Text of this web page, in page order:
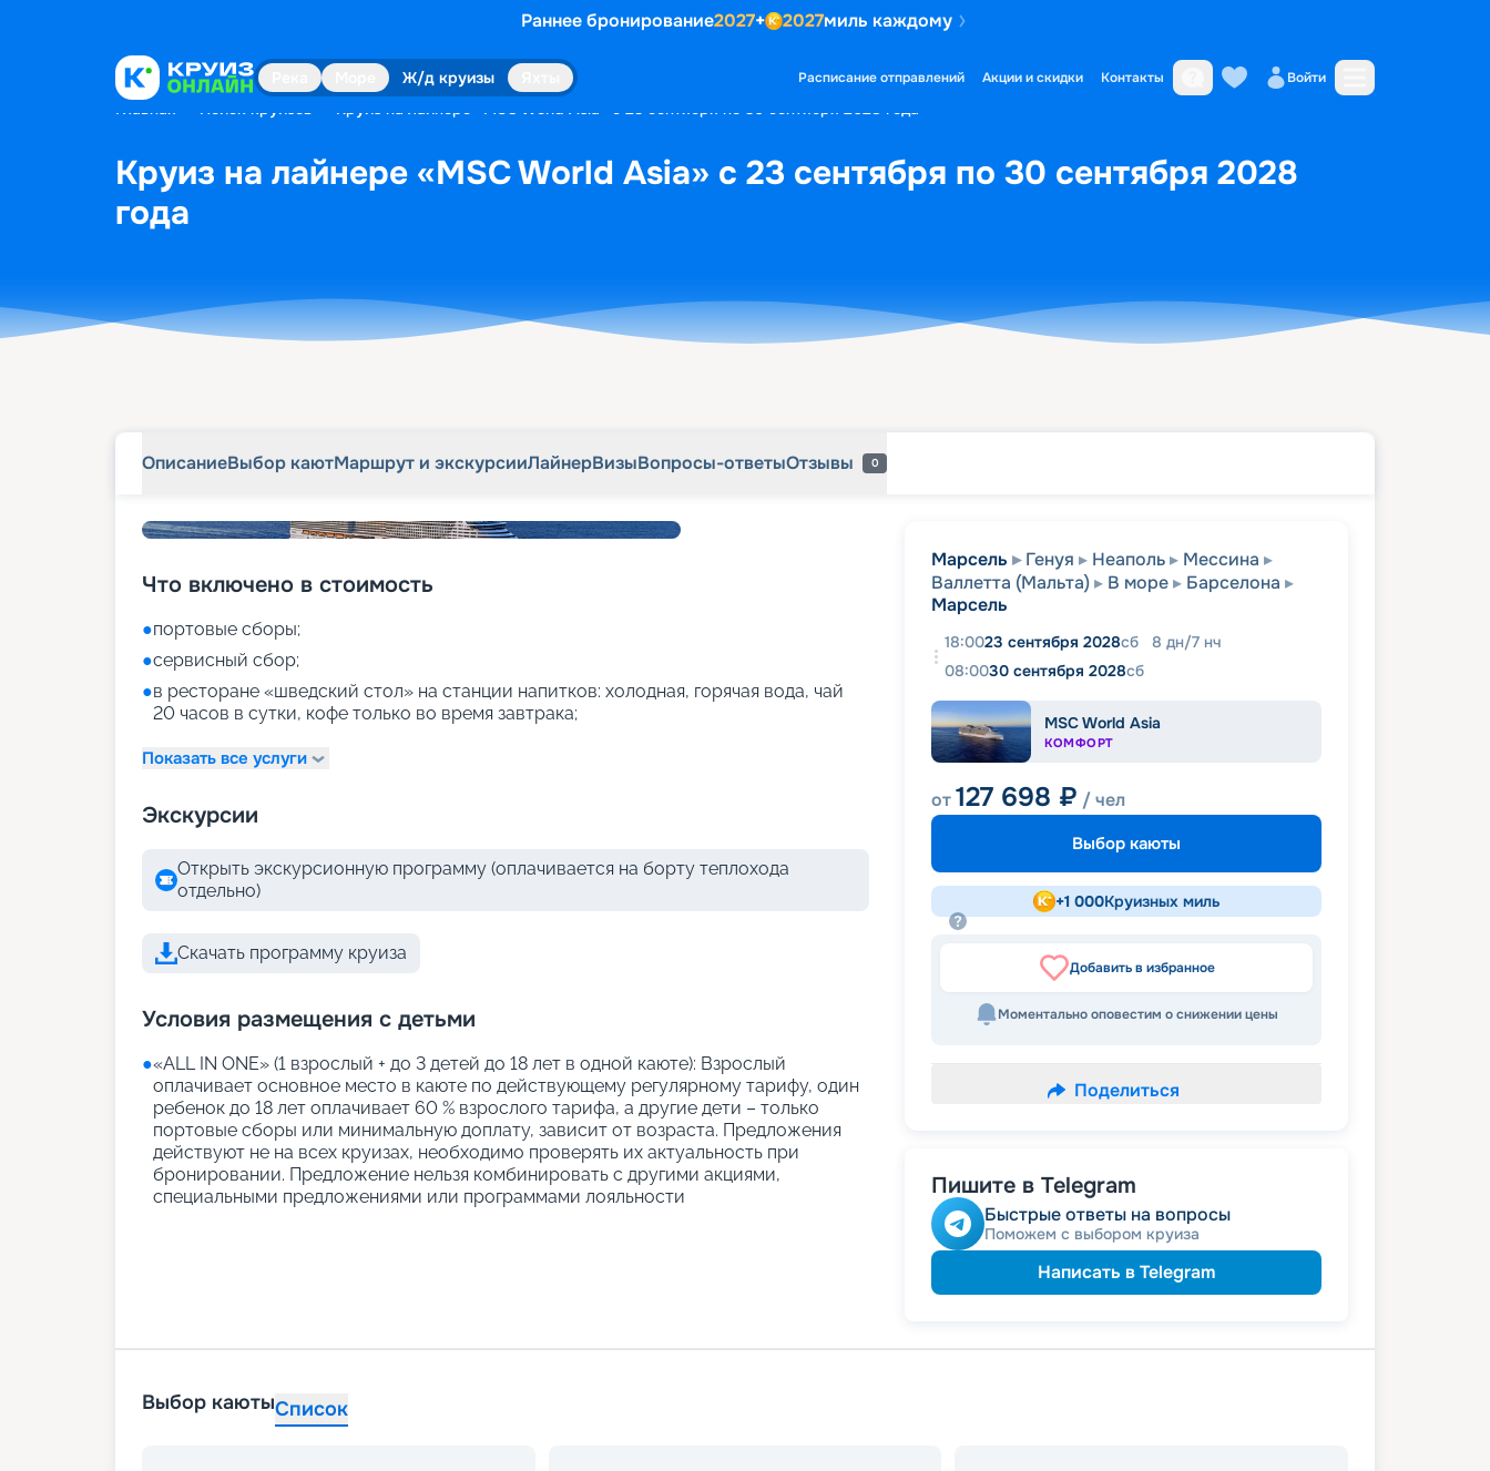
Раннее бронирование2027+ 2027миль каждому
Ж/д круизы Расписание отправлений Акции и скидки Контакты Войти
Главная Поиск круизов Круиз на лайнере «MSC World Asia» с 23 сентября по 30 сентября 2028 года
Круиз на лайнере «MSC World Asia» с 23 сентября по 30 сентября 2028
года
ОписаниеВыбор каютМаршрут и экскурсииЛайнерВизыВопросы-ответыОтзывы 0
Что включено в стоимость
●портовые сборы;
●сервисный сбор;
●в ресторане «шведский стол» на станции напитков: холодная, горячая вода, чай
20 часов в сутки, кофе только во время завтрака;
Показать все услуги
Экскурсии
Открыть экскурсионную программу (оплачивается на борту теплохода
отдельно)
Скачать программу круиза
Условия размещения с детьми
●«АLL IN ONE» (1 взрослый + до 3 детей до 18 лет в одной каюте): Взрослый
оплачивает основное место в каюте по действующему регулярному тарифу, один
ребенок до 18 лет оплачивает 60 % взрослого тарифа, а другие дети – только
портовые сборы или минимальную доплату, зависит от возраста. Предложения
действуют не на всех круизах, необходимо проверять их актуальность при
бронировании. Предложение нельзя комбинировать с другими акциями,
специальными предложениями или программами лояльности
Марсель Генуя Неаполь
Мессина
Валлетта (Мальта)
В море
Барселона
Марсель
18:0023 сентября 2028сб 8 дн/7 нч
08:0030 сентября 2028сб
MSC World Asia
КОМФОРТ
от127 698 ₽ / чел
Выбор каюты
+1 000Круизных миль
Добавить в избранное
Моментально оповестим о снижении цены
Поделиться
Пишите в Telegram
Быстрые ответы на вопросы
Поможем с выбором круиза
Написать в Telegram
Выбор каютыСписок